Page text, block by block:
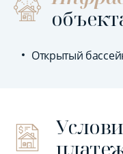
Открытый